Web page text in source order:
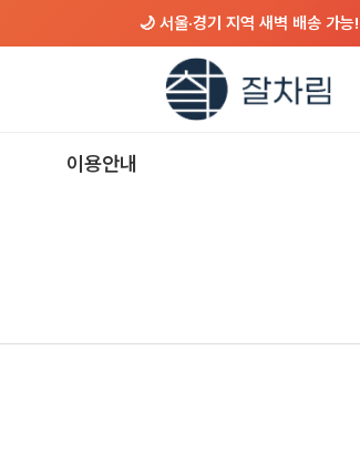
🌙 서울·경기 지역 새벽 배송 가능!
이용안내